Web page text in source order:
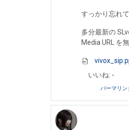
すっかり忘れ
多分最新の
Media URL を
いいね: -
パーマリン